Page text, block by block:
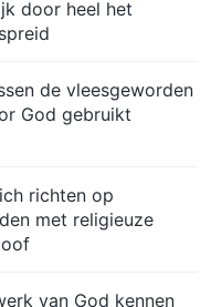
door heel het
de vleesgeworden
God gebruikt
richten op
met religieuze
van God kennen